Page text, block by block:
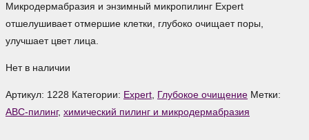
составляла
600 ₽.
449 ₽.
Микродермабразия и энзимный микропилинг Expert
отшелушивает отмершие клетки, глубоко очищает поры,
улучшает цвет лица.
Нет в наличии
Артикул: 1228 Категории: Expert Глубокое очищение Метки:
АВС-пилинг, химический пилинг и микродермабразия